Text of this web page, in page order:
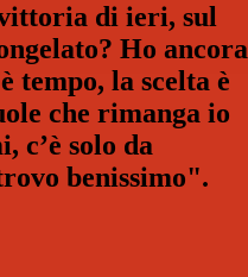
di ieri, sul
Ho ancora
tempo, la scelta è
che rimanga io
c’è solo da
benissimo".